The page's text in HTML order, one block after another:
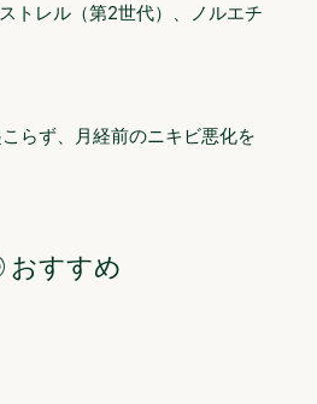
トレル（第2世代）、ノルエチ
らず、月経前のニキビ悪化を
おすすめ